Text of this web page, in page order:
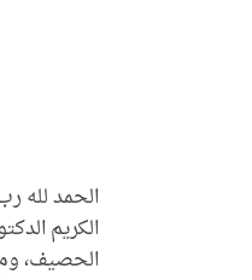
الحمد لله
الكريم
الحصيف،